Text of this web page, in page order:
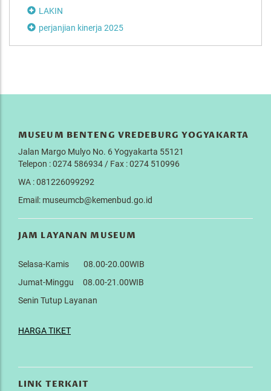
LAKIN
perjanjian kinerja 2025
MUSEUM BENTENG VREDEBURG YOGYAKARTA
Jalan Margo Mulyo No. 6 Yogyakarta 55121
Telepon : 0274 586934 / Fax : 0274 510996
WA : 081226099292
Email: museumcb@kemenbud.go.id
JAM LAYANAN MUSEUM
Selasa-Kamis 08.00-20.00WIB
Jumat-Minggu 08.00-21.00WIB
Senin Tutup Layanan
HARGA TIKET
LINK TERKAIT